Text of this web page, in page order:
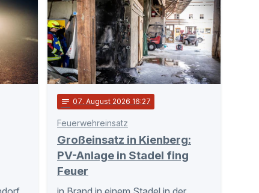
notes 07. August 2026 16:27
Feuerwehreinsatz
Großeinsatz in Kienberg:
PV-Anlage in Stadel fing
Feuer